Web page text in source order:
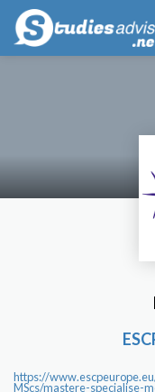
https://
MScs/mastere-specialise-